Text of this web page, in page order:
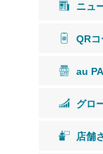
ニュ
QRコ
au
グロ
店舗